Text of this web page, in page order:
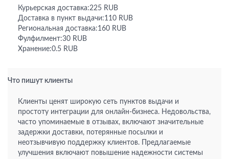
Курьерская доставка:225 RUB
Доставка в пункт выдачи:110 RUB
Региональная доставка:160 RUB
Фулфилмент:30 RUB
Хранение:0.5 RUB
Что пишут клиенты
Клиенты ценят широкую сеть пунктов выдачи и
простоту интеграции для онлайн-бизнеса. Недовольства,
часто упоминаемые в отзывах, включают значительные
задержки доставки, потерянные посылки и
неотзывчивую поддержку клиентов. Предлагаемые
улучшения включают повышение надежности системы